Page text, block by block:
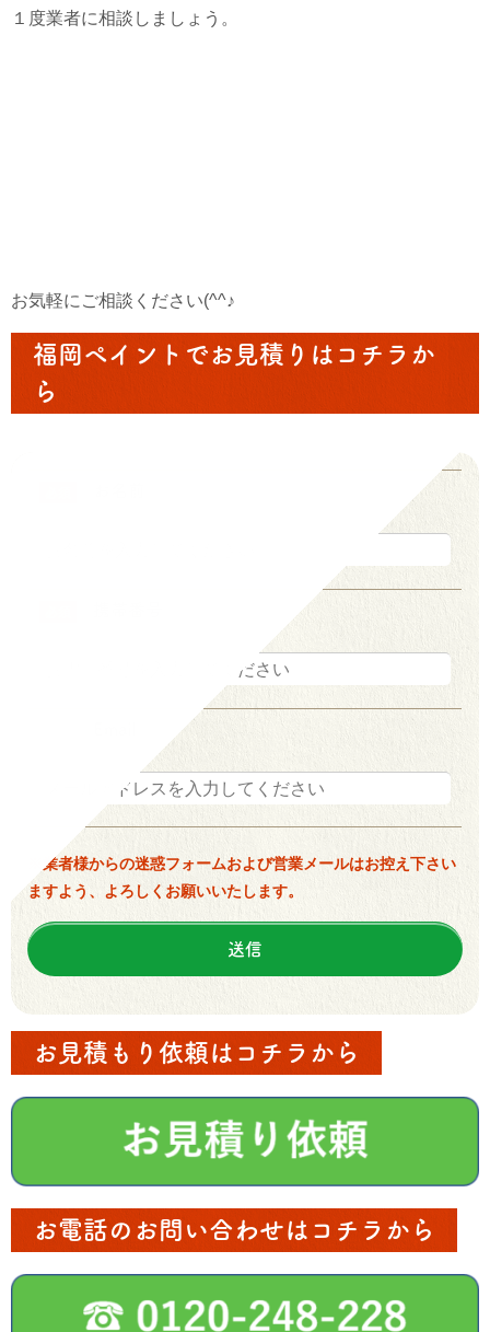
１度業者に相談しましょう。
お気軽にご相談ください(^^♪
福岡ペイントでお見積りはコチラか
ら
※業者様からの迷惑フォームおよび営業メールはお控え下さい
ますよう、よろしくお願いいたします。
お見積もり依頼はコチラから
お電話のお問い合わせはコチラから